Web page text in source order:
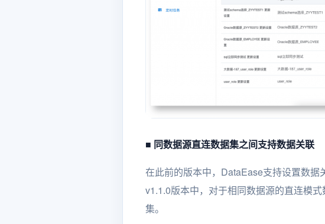
■ 同数据源直连数据集之间支持数据关联
在此前的版本中，DataEase支持设置数
v1.1.0版本中，对于相同数据源的直连模
集。